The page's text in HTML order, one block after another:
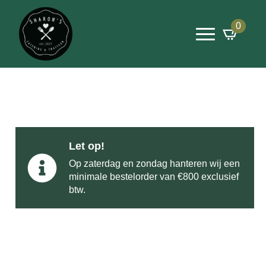
0
Let op!
Op zaterdag en zondag hanteren wij een
minimale bestelorder van €800 exclusief
btw.